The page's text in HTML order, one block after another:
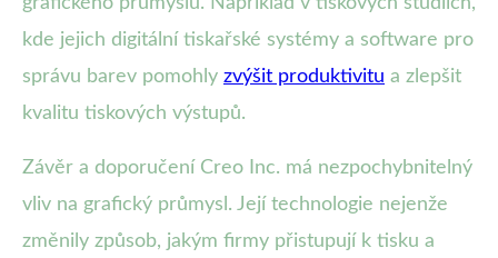
kde jejich digitální tiskařské systémy a software pro
správu barev pomohly zvýšit produktivitu a zlepšit
kvalitu tiskových výstupů.
Závěr a doporučení Creo Inc. má nezpochybnitelný
vliv na grafický průmysl. Její technologie nejenže
změnily způsob, jakým firmy přistupují k tisku a